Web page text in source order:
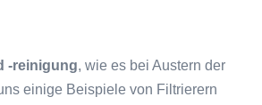
-reinigung, wie es bei Austern der
einige Beispiele von Filtrierern